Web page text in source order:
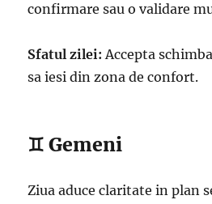
confirmare sau o validare
Sfatul zilei: Accepta
sa iesi din zona de confort.
♊ Gemeni
Ziua aduce claritate in plan